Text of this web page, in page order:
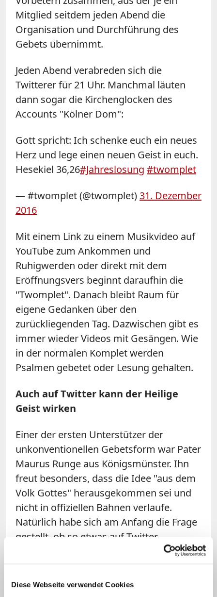
Diese Webseite verwendet Cookies
Mitglied seitdem jeden Abend die
Organisation und Durchführung des
Gebets übernimmt.
Jeden Abend verabreden sich die
Twitterer für 21 Uhr. Manchmal läuten
dann sogar die Kirchenglocken des
Accounts "Kölner Dom":
Gott spricht: Ich schenke euch ein neues
Herz und lege einen neuen Geist in euch.
Hesekiel 36,26#Jahreslosung #twomplet
— #twomplet (@twomplet) 31. Dezember
2016
Mit einem Link zu einem Musikvideo auf
YouTube zum Ankommen und
Ruhigwerden oder direkt mit dem
Eröffnungsvers beginnt daraufhin die
"Twomplet". Danach bleibt Raum für
eigene Gedanken über den
zurückliegenden Tag. Dazwischen gibt es
immer wieder Videos mit Gesängen. Wie
in der normalen Komplet werden
Psalmen gebetet oder Lesung gehalten.
Auch auf Twitter kann der Heilige
Geist wirken
Einer der ersten Unterstützer der
unkonventionellen Gebetsform war Pater
Maurus Runge aus Königsmünster. Ihn
freut besonders, dass die Idee "aus dem
Volk Gottes" herausgekommen sei und
nicht in offiziellen Bahnen verlaufe.
Natürlich habe sich am Anfang die Frage
gestellt, ob so etwas auf Twitter
funktioniere, gibt Maurus zu. Doch
mehr. Auch auf Twitter könne der Geist